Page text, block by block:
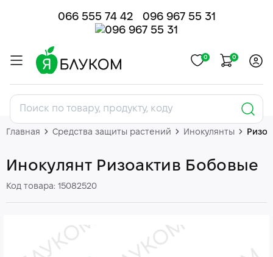
066 555 74 42 096 967 55 31
0 0
Главная Средства защиты растений Инокулянты
Инокулянт Ризоактив Бобовые
Код товара: 15082520